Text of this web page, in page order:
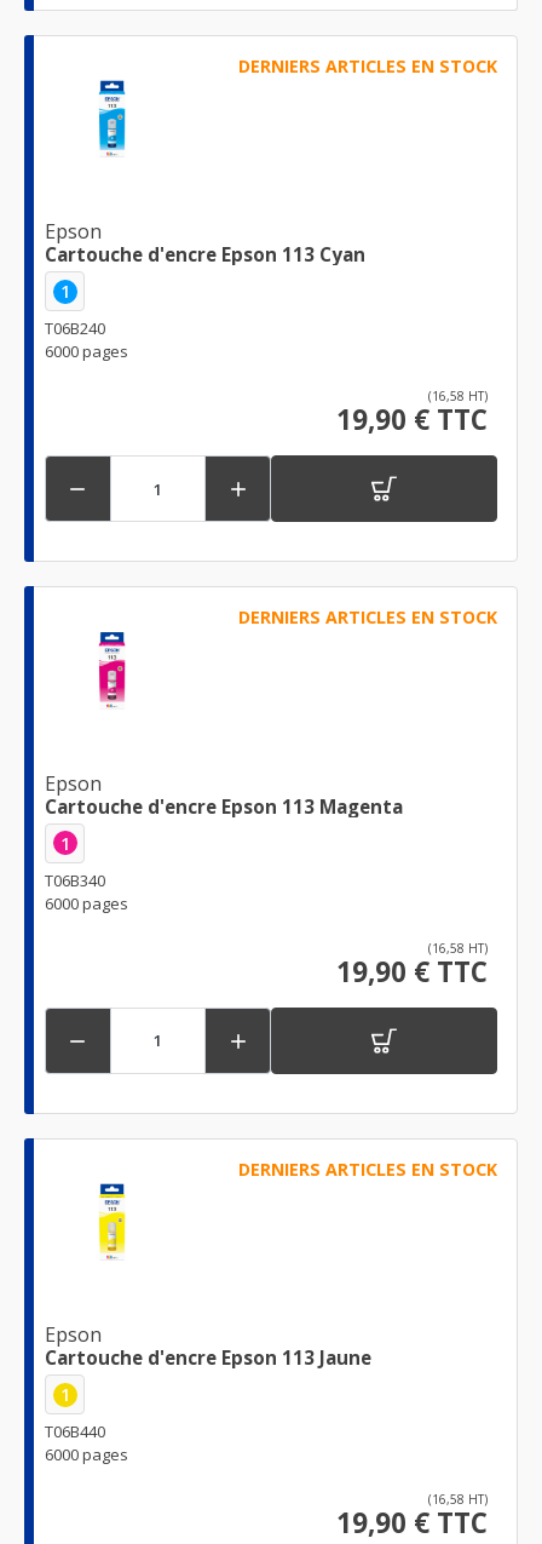
DERNIERS ARTICLES EN STOCK
Epson
Cartouche d'encre Epson 113 Cyan
1
T06B240
6000 pages
(16,58 HT)
19,90 € TTC
 
DERNIERS ARTICLES EN STOCK
Epson
Cartouche d'encre Epson 113 Magenta
1
T06B340
6000 pages
(16,58 HT)
19,90 € TTC
 
DERNIERS ARTICLES EN STOCK
Epson
Cartouche d'encre Epson 113 Jaune
1
T06B440
6000 pages
(16,58 HT)
19,90 € TTC